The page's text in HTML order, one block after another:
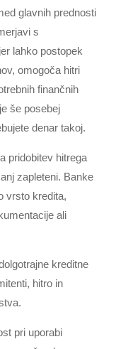
glavnih prednosti
s
lahko postopek
omogoča hitri
finančnih
še posebej
denar takoj.
pridobitev hitrega
zapleteni. Banke
vrsto kredita,
ali
kreditne
hitro in
pri uporabi